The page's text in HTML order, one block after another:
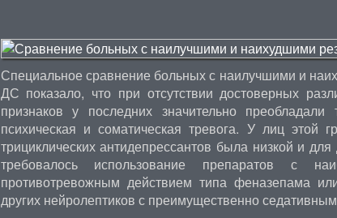
Специальное сравнение больных с наилучшими и
ДС показало, что при отсутствии достоверных
признаков у последних значительно
психическая и соматическая тревога. У лиц этой
трициклических антидепрессантов была низкой и
требовалось использование препаратов с
противотревожным действием типа феназепама
других нейролептиков с преимущественно